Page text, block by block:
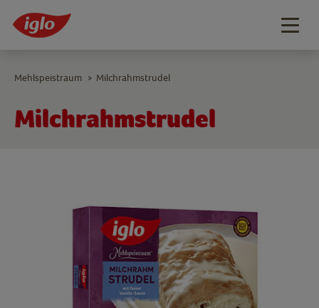
Milchrahmstrudel
Mehlspeistraum > Milchrahmstrudel